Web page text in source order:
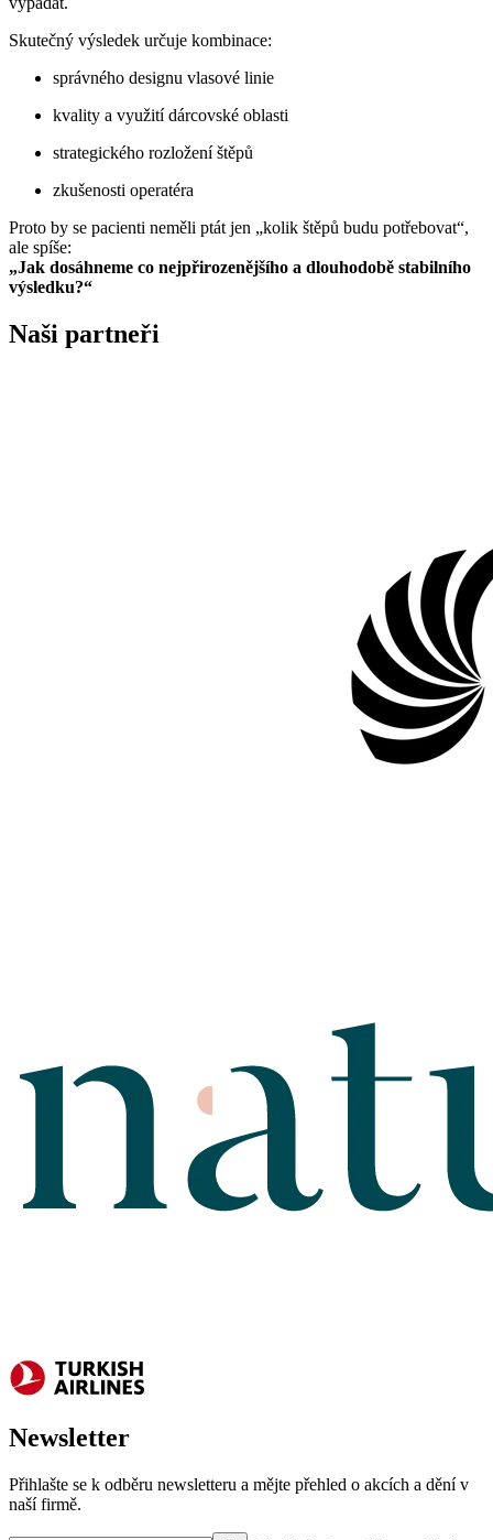
Skutečný výsledek určuje kombinace:
správného designu vlasové linie
kvality a využití dárcovské oblasti
strategického rozložení štěpů
zkušenosti operatéra
Proto by se pacienti neměli ptát jen „kolik štěpů budu potřebovat“,
ale spíše:
„Jak dosáhneme co nejpřirozenějšího a dlouhodobě stabilního
výsledku?“
Naši partneři
Newsletter
Přihlašte se k odběru newsletteru a mějte přehled o akcích a dění v
naší firmě.